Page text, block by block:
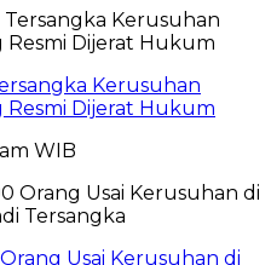
Kerusuhan
Resmi Dijerat Hukum
WIB
Usai Kerusuhan di